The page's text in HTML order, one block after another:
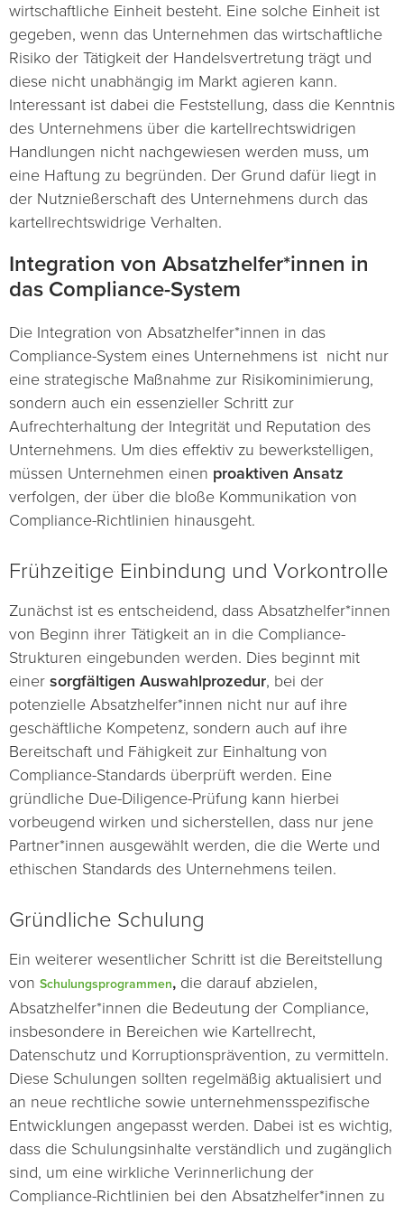
wirtschaftliche Einheit besteht. Eine solche Einheit ist
gegeben, wenn das Unternehmen das wirtschaftliche
Risiko der Tätigkeit der Handelsvertretung trägt und
diese nicht unabhängig im Markt agieren kann.
Interessant ist dabei die Feststellung, dass die Kenntnis
des Unternehmens über die kartellrechtswidrigen
Handlungen nicht nachgewiesen werden muss, um
eine Haftung zu begründen. Der Grund dafür liegt in
der Nutznießerschaft des Unternehmens durch das
kartellrechtswidrige Verhalten.
Integration von Absatzhelfer*innen in
das Compliance-System
Die Integration von Absatzhelfer*innen in das
Compliance-System eines Unternehmens ist nicht nur
eine strategische Maßnahme zur Risikominimierung,
sondern auch ein essenzieller Schritt zur
Aufrechterhaltung der Integrität und Reputation des
Unternehmens. Um dies effektiv zu bewerkstelligen,
müssen Unternehmen einen proaktiven Ansatz
verfolgen, der über die bloße Kommunikation von
Compliance-Richtlinien hinausgeht.
Frühzeitige Einbindung und Vorkontrolle
Zunächst ist es entscheidend, dass Absatzhelfer*innen
von Beginn ihrer Tätigkeit an in die Compliance-
Strukturen eingebunden werden. Dies beginnt mit
einer sorgfältigen Auswahlprozedur, bei der
potenzielle Absatzhelfer*innen nicht nur auf ihre
geschäftliche Kompetenz, sondern auch auf ihre
Bereitschaft und Fähigkeit zur Einhaltung von
Compliance-Standards überprüft werden. Eine
gründliche Due-Diligence-Prüfung kann hierbei
vorbeugend wirken und sicherstellen, dass nur jene
Partner*innen ausgewählt werden, die die Werte und
ethischen Standards des Unternehmens teilen.
Gründliche Schulung
Ein weiterer wesentlicher Schritt ist die Bereitstellung
von Schulungsprogrammen, die darauf abzielen,
Absatzhelfer*innen die Bedeutung der Compliance,
insbesondere in Bereichen wie Kartellrecht,
Datenschutz und Korruptionsprävention, zu vermitteln.
Diese Schulungen sollten regelmäßig aktualisiert und
an neue rechtliche sowie unternehmensspezifische
Entwicklungen angepasst werden. Dabei ist es wichtig,
dass die Schulungsinhalte verständlich und zugänglich
sind, um eine wirkliche Verinnerlichung der
Compliance-Richtlinien bei den Absatzhelfer*innen zu